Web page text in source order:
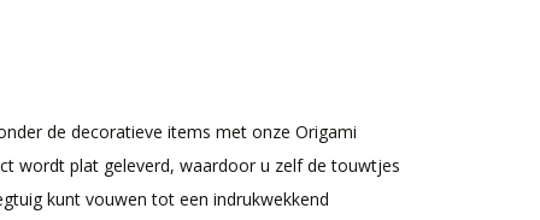
de decoratieve items met onze Origami
wordt plat geleverd, waardoor u zelf de touwtjes
kunt vouwen tot een indrukwekkend